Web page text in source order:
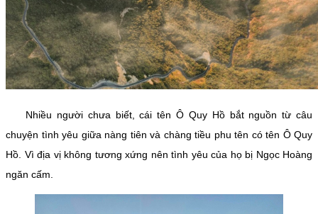
Nhiều người chưa biết, cái tên Ô Quy Hồ bắt nguồn từ câu
chuyện tình yêu giữa nàng tiên và chàng tiều phu tên có tên Ô Quy
Hồ. Vì địa vị không tương xứng nên tình yêu của họ bị Ngọc Hoàng
ngăn cấm.